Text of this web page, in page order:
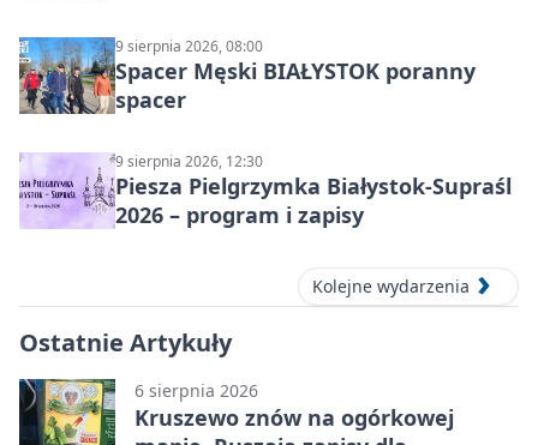
9 sierpnia 2026, 08:00
Spacer Męski BIAŁYSTOK poranny
spacer
9 sierpnia 2026, 12:30
Piesza Pielgrzymka Białystok-Supraśl
2026 – program i zapisy
Kolejne wydarzenia
Ostatnie Artykuły
6 sierpnia 2026
Kruszewo znów na ogórkowej